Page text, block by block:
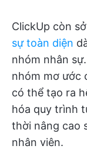
ClickUp còn
sự toàn diện
nhóm nhân
nhóm mơ ước
có thể tạo ra
hóa quy trình
thời nâng cao
nhân viên.